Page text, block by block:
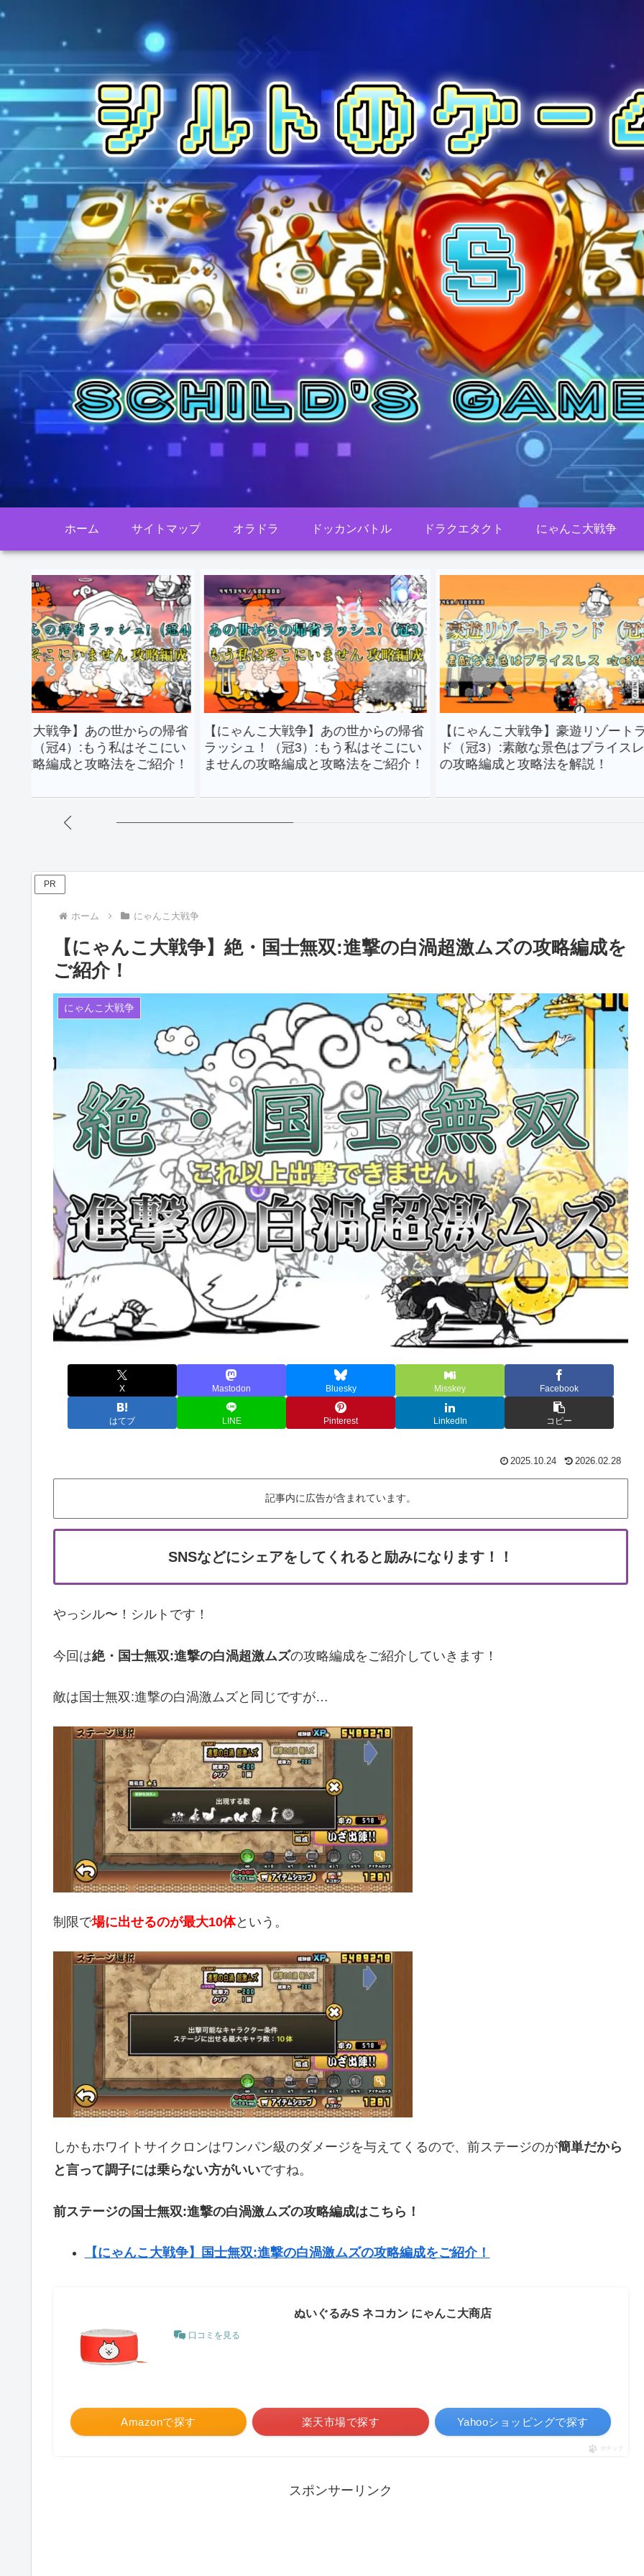
ホーム サイトマップ オラドラ ドッカンバトル ドラクエタクト にゃんこ大戦争
あの世からの帰省
:もう私はそこにい
攻略法をご紹介！
【にゃんこ大戦争】あの世からの帰省
ラッシュ！（冠3）:もう私はそこにい
ませんの攻略編成と攻略法をご紹介！
【にゃんこ大戦争】豪遊リゾートラン
ド（冠3）:素敵な景色はプライスレス
の攻略編成と攻略法を解説！
【に
パラ
の攻
PR
ホーム にゃんこ大戦争
【にゃんこ大戦争】絶・国士無双:進撃の白渦超激ムズの攻略編成を
ご紹介！
にゃんこ大戦争
X Mastodon Bluesky Misskey Facebook
はてブ LINE Pinterest LinkedIn コピー
2025.10.24 2026.02.28
記事内に広告が含まれています。
SNSなどにシェアをしてくれると励みになります！！
やっシル〜！シルトです！
今回は絶・国士無双:進撃の白渦超激ムズの攻略編成をご紹介していきます！
敵は国士無双:進撃の白渦激ムズと同じですが…
制限で場に出せるのが最大10体という。
しかもホワイトサイクロンはワンパン級のダメージを与えてくるので、前ステージのが簡単だから
と言って調子には乗らない方がいいですね。
前ステージの国士無双:進撃の白渦激ムズの攻略編成はこちら！
【にゃんこ大戦争】国士無双:進撃の白渦激ムズの攻略編成をご紹介！
ぬいぐるみS ネコカン にゃんこ大商店
口コミを見る
Amazonで探す 楽天市場で探す Yahooショッピングで探す
ポチップ
スポンサーリンク